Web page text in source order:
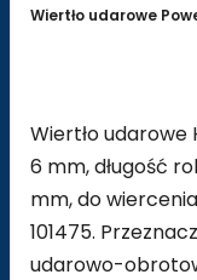
Wiertło udarowe
Wiertło udarowe
6 mm, długość
mm, do
101475.
udarowo-